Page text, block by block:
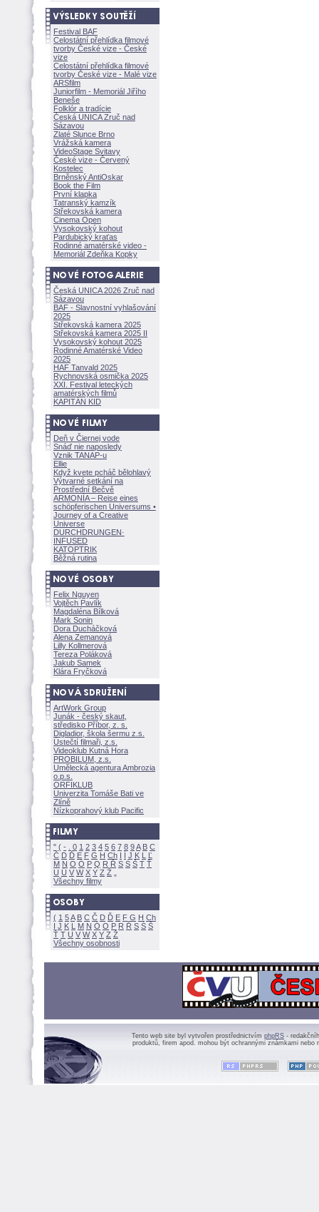
Festival BAF
Celostátní přehlídka filmové
tvorby České vize - České
vize
Celostátní přehlídka filmové
tvorby České vize - Malé vize
ARSfilm
Juniorfilm - Memoriál Jiřího
Beneše
Folklór a tradície
Česká UNICA Zruč nad
Sázavou
Zlaté Slunce Brno
Vrážská kamera
VideoStage Svitavy
České vize - Červený
Kostelec
Brněnský AntiOskar
Book the Film
První klapka
Tatranský kamzík
Střekovská kamera
Cinema Open
Vysokovský kohout
Pardubický kraťas
Rodinné amatérské video -
Memoriál Zdeňka Kopky
Česká UNICA 2026 Zruč nad
Sázavou
BAF - Slavnostní vyhlašování
2025
Střekovská kamera 2025
Střekovská kamera 2025 II
Vysokovský kohout 2025
Rodinné Amatérské Video
2025
HAF Tanvald 2025
Rychnovská osmička 2025
XXI. Festival leteckých
amatérských filmů
KAPITÁN KID
Deň v Čiernej vode
Snáď nie naposledy
Vznik TANAP-u
Ellie
Když kvete pcháč bělohlavý
Výtvarné setkání na
Prostřední Bečvě
ARMONÍA – Reise eines
schöpferischen Universums •
Journey of a Creative
Universe
DURCHDRUNGEN·
INFUSED
KATOPTRIK
Běžná rutina
Felix Nguyen
Vojtěch Pavlík
Magdaléna Bílkov
Mark Sonin
Dora Ducháčkov
Alena Zemanov
Lilly Kollmerov
Tereza Polákov
Jakub Samek
Klára Fryčkov
ArtWork Group
Junák - český skaut,
středisko Příbor, z. s.
Digladior, škola šermu z.s.
Ústečtí filmaři, z.s.
Videoklub Kutná Hora
PROBILUM, z.s.
Umělecká agentura Ambrozia
o.p.s.
ORFIKLUB
Univerzita Tomáše Bati ve
Zlíně
Nízkoprahový klub Pacific
" ( - 0 1 2 3 4 5 6 7 8 9A B C
Č D Ď E F G H Ch I Í J K L
Ľ
M N O Ó P Q R Ř S Ś T Ť
U Ú V W X Y Z
Všechny filmy
( 1 5A B C Č D Ď E F G H Ch
I J K L M N Ó O P R Ř S Ś
Ť T U V W X Y Z
Všechny osobnosti
Tento web site byl vytvořen prostřednictvím phpRS -
produktů, firem apod. mohou být ochrannými známkami